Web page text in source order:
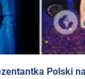
Polski